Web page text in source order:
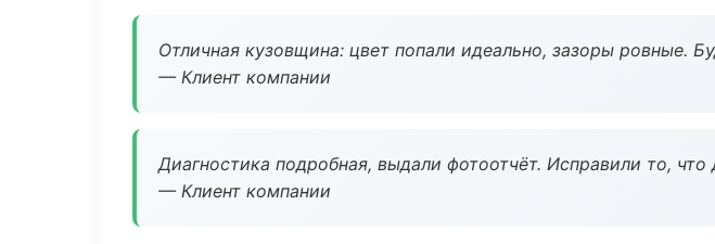
Отличная кузовщина: цвет попали идеально, зазоры ровные.
— Клиент компании
Диагностика подробная, выдали фотоотчёт. Исправили то, что
— Клиент компании